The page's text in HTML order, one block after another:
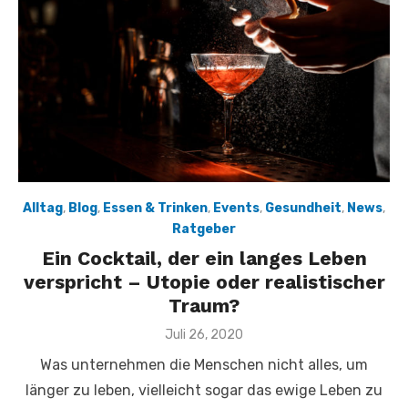
Alltag, Blog, Essen & Trinken, Events, Gesundheit, News,
Ratgeber
Ein Cocktail, der ein langes Leben
verspricht – Utopie oder realistischer
Traum?
Veröffentlicht
Juli 26, 2020
Was unternehmen die Menschen nicht alles, um
länger zu leben, vielleicht sogar das ewige Leben zu